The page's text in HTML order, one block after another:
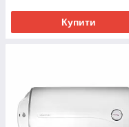
Купити